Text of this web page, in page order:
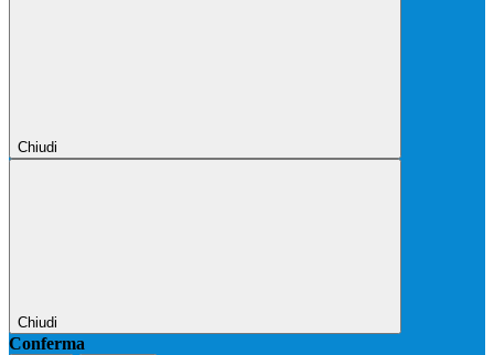
Chiudi
Chiudi
Conferma